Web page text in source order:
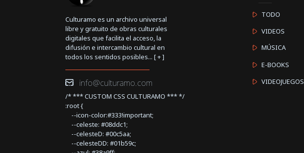
Culturamo es un archivo universal
libre y gratuito de obras culturales
digitales que facilita el acceso, la
difusión e intercambio cultural en
todos los sentidos posibles... [+]
info@culturamo.com
/* *** CUSTOM CSS CULTURAMO *** */
:root {
--icon-color:#333!important;
--celeste: #08ddc1;
--celesteD: #00c5aa;
--celesteDD: #01b59c;
TODO
VIDEOS
MÚSICA
E-BOOKS
VIDEOJUEGOS